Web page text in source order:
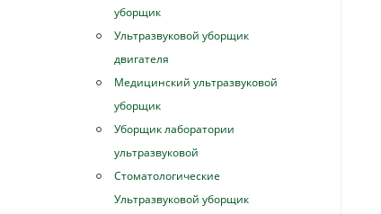
уборщик
Ультразвуковой уборщик
двигателя
Медицинский ультразвуковой
уборщик
Уборщик лаборатории
ультразвуковой
Стоматологические
Ультразвуковой уборщик